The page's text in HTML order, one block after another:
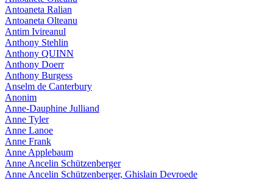
Antoaneta Ralian
Antoaneta Olteanu
Antim Ivireanul
Anthony Stehlin
Anthony QUINN
Anthony Doerr
Anthony Burgess
Anselm de Canterbury
Anonim
Anne-Dauphine Julliand
Anne Tyler
Anne Lanoe
Anne Frank
Anne Applebaum
Anne Ancelin Schützenberger
Anne Ancelin Schützenberger, Ghislain Devroede